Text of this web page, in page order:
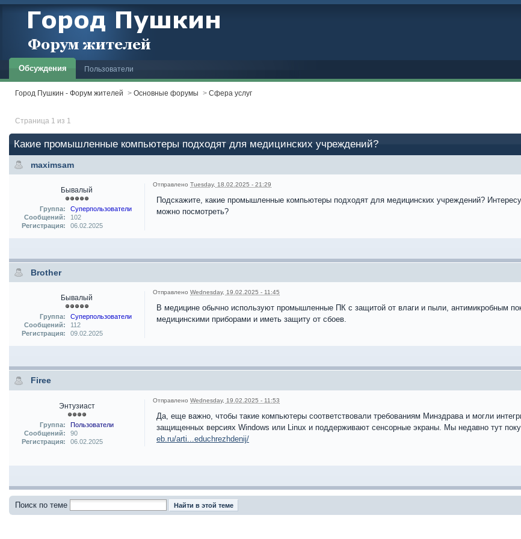
Обсуждения Пользователи
Город Пушкин - Форум жителей > Основные форумы > Сфера услуг
Страница 1 из 1
Какие промышленные компьютеры подходят для медицинских учреждений?
maximsam
Бывалый
Группа:
Суперпользователи
Сообщений:
102
Регистрация:
06.02.2025
Отправлено Tuesday, 18.02.2025 - 21:29
Подскажите, какие промышленные компьютеры подходят для медицинских учреждений?
можно посмотреть?
Brother
Бывалый
Группа:
Суперпользователи
Сообщений:
112
Регистрация:
09.02.2025
Отправлено Wednesday, 19.02.2025 - 11:45
В медицине обычно используют промышленные ПК с защитой от влаги и пыли, антимикробным
медицинскими приборами и иметь защиту от сбоев.
Firee
Энтузиаст
Группа:
Пользователи
Сообщений:
90
Регистрация:
06.02.2025
Отправлено Wednesday, 19.02.2025 - 11:53
Да, еще важно, чтобы такие компьютеры соответствовали требованиям Минздрава и могли
защищенных версиях Windows или Linux и поддерживают сенсорные экраны. Мы недавно тут
eb.ru/arti...educhrezhdenij/
Поиск по теме